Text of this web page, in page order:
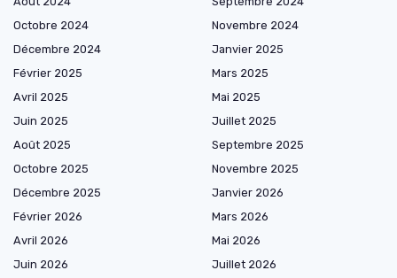
Octobre 2024
Novembre 2024
Décembre 2024
Janvier 2025
Février 2025
Mars 2025
Avril 2025
Mai 2025
Juin 2025
Juillet 2025
Août 2025
Septembre 2025
Octobre 2025
Novembre 2025
Décembre 2025
Janvier 2026
Février 2026
Mars 2026
Avril 2026
Mai 2026
Juin 2026
Juillet 2026